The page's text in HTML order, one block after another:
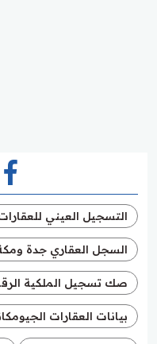
التسجيل العيني للعقارات
السجل العقاري جدة
صك تسجيل الملكية
بيانات العقارات